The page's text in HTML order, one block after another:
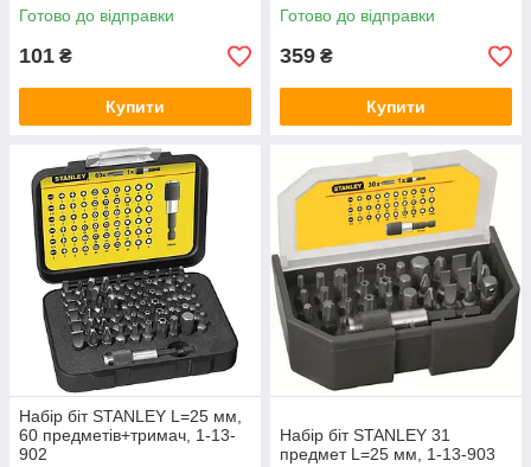
Готово до відправки
101 ₴
Купити
Готово до відправки
359 ₴
Купити
Набір біт STANLEY L=25 мм,
60 предметів+тримач, 1-13-
902
Набір біт STANLEY 31
предмет L=25 мм, 1-13-903